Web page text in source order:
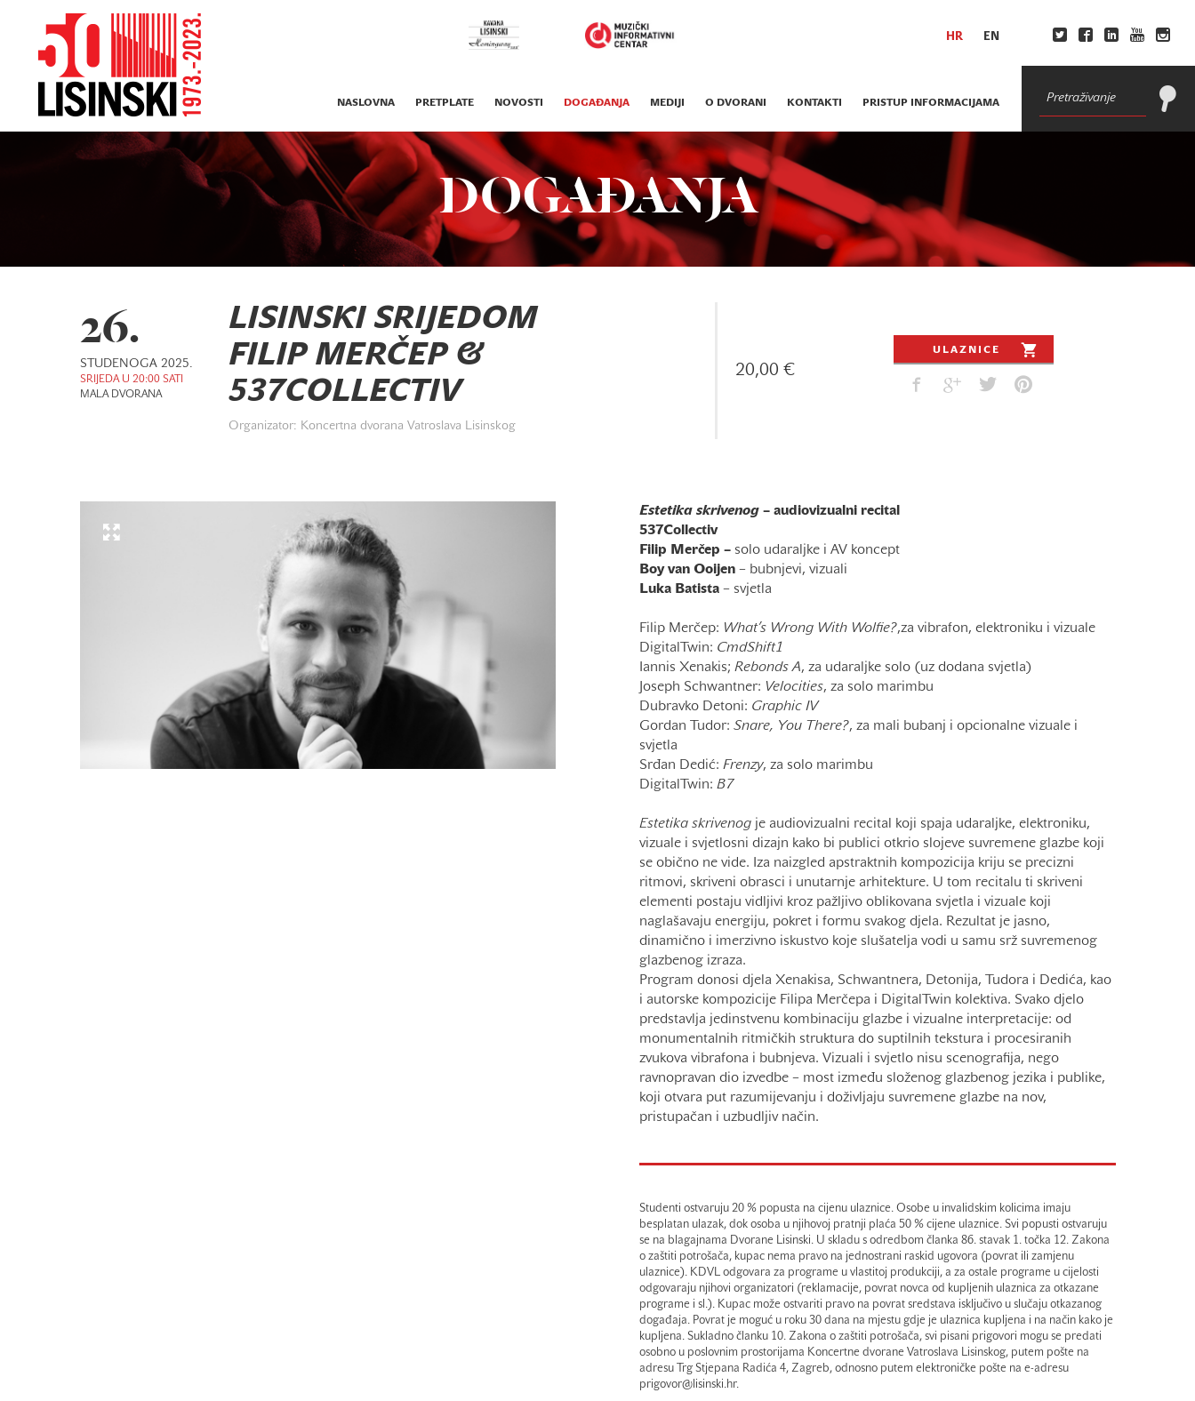
HR EN
NASLOVNA PRETPLATE NOVOSTI DOGAĐANJA MEDIJI O DVORANI KONTAKTI PRISTUP INFORMACIJAMA
DOGAĐANJA
26.
STUDENOGA 2025.
SRIJEDA U 20:00 SATI
MALA DVORANA
LISINSKI SRIJEDOM
FILIP MERČEP &
537COLLECTIV
Organizator: Koncertna dvorana Vatroslava Lisinskog
20,00 €
ULAZNICE
Estetika skrivenog– audiovizualni recital
537Collectiv
Filip Merčep – solo udaraljke i AV koncept
Boy van Ooijen– bubnjevi, vizuali
Luka Batista– svjetla
Filip Merčep: What’s Wrong With Wolfie?,za vibrafon, elektroniku i vizuale
DigitalTwin: CmdShift1
Iannis Xenakis; Rebonds A, za udaraljke solo (uz dodana svjetla)
Joseph Schwantner: Velocities, za solo marimbu
Dubravko Detoni: Graphic IV
Gordan Tudor: Snare, You There?, za mali bubanj i opcionalne vizuale i
svjetla
Srđan Dedić: Frenzy, za solo marimbu
DigitalTwin: B7
Estetika skrivenogje audiovizualni recital koji spaja udaraljke, elektroniku,
vizuale i svjetlosni dizajn kako bi publici otkrio slojeve suvremene glazbe koji
se obično ne vide. Iza naizgled apstraktnih kompozicija kriju se precizni
ritmovi, skriveni obrasci i unutarnje arhitekture. U tom recitalu ti skriveni
elementi postaju vidljivi kroz pažljivo oblikovana svjetla i vizuale koji
naglašavaju energiju, pokret i formu svakog djela. Rezultat je jasno,
dinamično i imerzivno iskustvo koje slušatelja vodi u samu srž suvremenog
glazbenog izraza.
Program donosi djela Xenakisa, Schwantnera, Detonija, Tudora i Dedića, kao
i autorske kompozicije Filipa Merčepa i DigitalTwin kolektiva. Svako djelo
predstavlja jedinstvenu kombinaciju glazbe i vizualne interpretacije: od
monumentalnih ritmičkih struktura do suptilnih tekstura i procesiranih
zvukova vibrafona i bubnjeva. Vizuali i svjetlo nisu scenografija, nego
ravnopravan dio izvedbe – most između složenog glazbenog jezika i publike,
koji otvara put razumijevanju i doživljaju suvremene glazbe na nov,
pristupačan i uzbudljiv način.
Studenti ostvaruju 20 % popusta na cijenu ulaznice. Osobe u invalidskim kolicima imaju
besplatan ulazak, dok osoba u njihovoj pratnji plaća 50 % cijene ulaznice. Svi popusti ostvaruju
se na blagajnama Dvorane Lisinski. U skladu s odredbom članka 86. stavak 1. točka 12. Zakona
o zaštiti potrošača, kupac nema pravo na jednostrani raskid ugovora (povrat ili zamjenu
ulaznice). KDVL odgovara za programe u vlastitoj produkciji, a za ostale programe u cijelosti
odgovaraju njihovi organizatori (reklamacije, povrat novca od kupljenih ulaznica za otkazane
programe i sl.). Kupac može ostvariti pravo na povrat sredstava isključivo u slučaju otkazanog
događaja. Povrat je moguć u roku 30 dana na mjestu gdje je ulaznica kupljena i na način kako je
kupljena. Sukladno članku 10. Zakona o zaštiti potrošača, svi pisani prigovori mogu se predati
osobno u poslovnim prostorijama Koncertne dvorane Vatroslava Lisinskog, putem pošte na
adresu Trg Stjepana Radića 4, Zagreb, odnosno putem elektroničke pošte na e-adresu
prigovor@lisinski.hr.